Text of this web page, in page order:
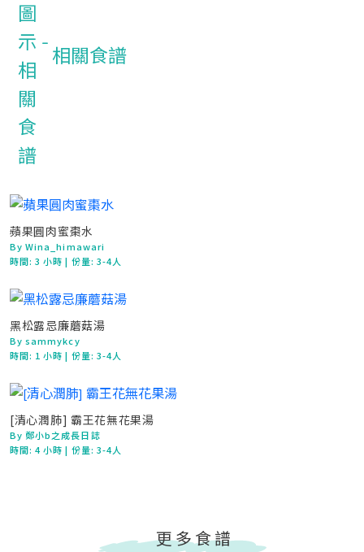
相關食譜
蘋果圓肉蜜棗水
By Wina_himawari
時間:3 小時| 份量: 3-4人
黑松露忌廉蘑菇湯
By sammykcy
時間: 1 小時| 份量: 3-4人
[清心潤肺] 霸王花無花果湯
By 鄭小b之成長日誌
時間:4 小時| 份量: 3-4人
更多食譜